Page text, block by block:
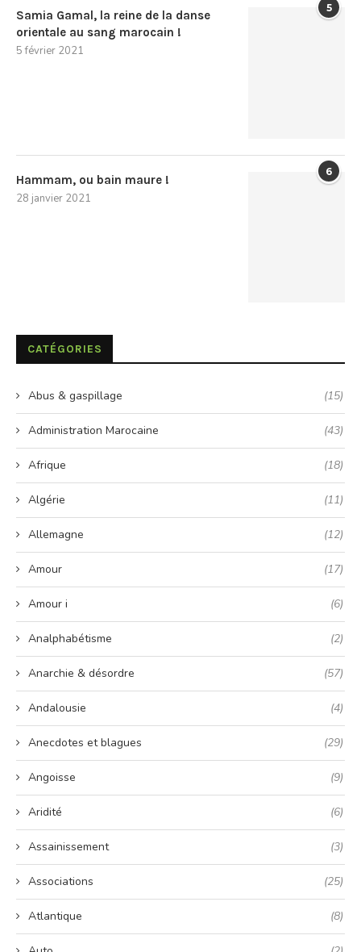
5
Samia Gamal, la reine de la danse
orientale au sang marocain !
5 février 2021
6
Hammam, ou bain maure !
28 janvier 2021
CATÉGORIES
Abus & gaspillage (15)
Administration Marocaine (43)
Afrique (18)
Algérie (11)
Allemagne (12)
Amour (17)
Amour i (6)
Analphabétisme (2)
Anarchie & désordre (57)
Andalousie (4)
Anecdotes et blagues (29)
Angoisse (9)
Aridité (6)
Assainissement (3)
Associations (25)
Atlantique (8)